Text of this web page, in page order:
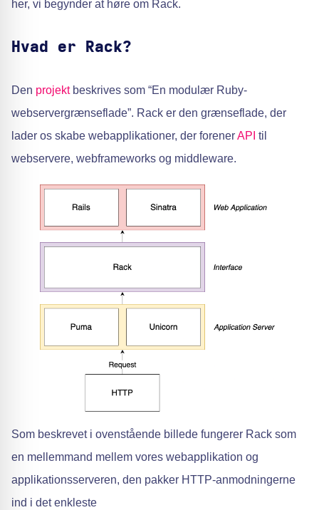
her, vi begynder at høre om Rack.
Hvad er Rack?
Den projektbeskrives som “En modulær Ruby-
webservergrænseflade”. Rack er den grænseflade, der
lader os skabe webapplikationer, der forenerAPI til
webservere, webframeworks og middleware.
Som beskrevet i ovenstående billede fungerer Rack som
en mellemmand mellem vores webapplikation og
applikationsserveren, den pakker HTTP-anmodningerne
ind i det enkleste